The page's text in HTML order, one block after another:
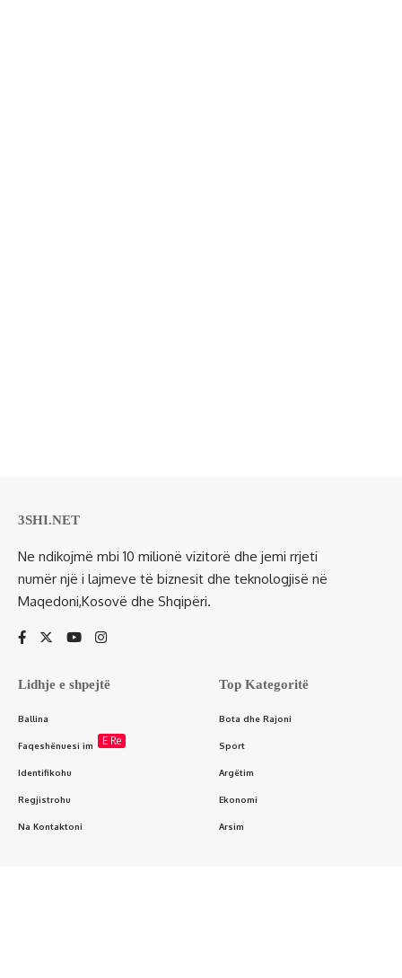
3SHI.NET
Ne ndikojmë mbi 10 milionë vizitorë dhe jemi rrjeti
numër një i lajmeve të biznesit dhe teknologjisë në
Maqedoni,Kosovë dhe Shqipëri.
Lidhje e shpejtë
Ballina
Faqeshënuesi im E Re
Identifikohu
Regjistrohu
Na Kontaktoni
Top Kategoritë
Bota dhe Rajoni
Sport
Argëtim
Ekonomi
Arsim